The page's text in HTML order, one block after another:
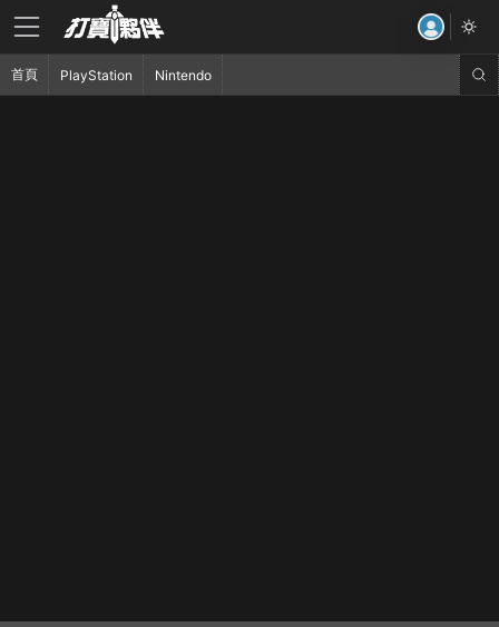
首頁 PlayStation Nintendo